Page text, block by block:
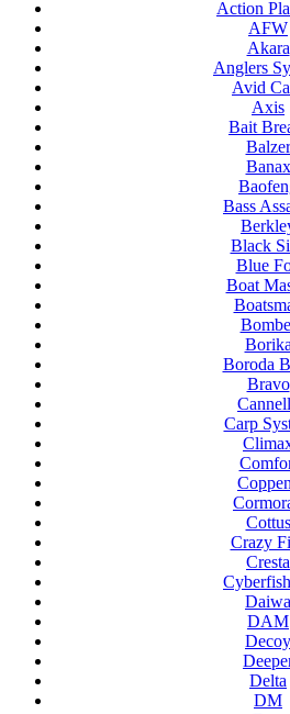
Action
AFW
Akara
Anglers
Avid
Axis
Bait
Balzer
Banax
Bass
Black
Blue
Boat
Borika
Boroda
Bravo
Carp
Cottus
Crazy
Cresta
Daiwa
DAM
Decoy
Delta
DM